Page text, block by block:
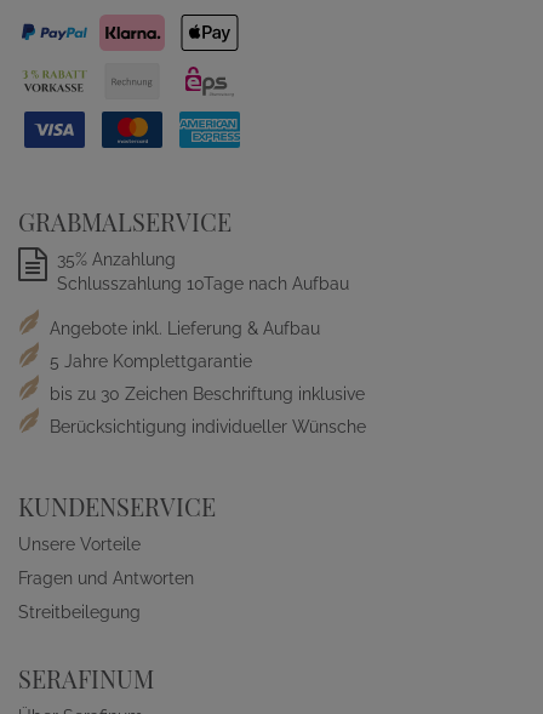
GRABMALSERVICE
35% Anzahlung
Schlusszahlung 10Tage nach Aufbau
Angebote inkl. Lieferung & Aufbau
5 Jahre Komplettgarantie
bis zu 30 Zeichen Beschriftung inklusive
Berücksichtigung individueller Wünsche
KUNDENSERVICE
Unsere Vorteile
Fragen und Antworten
Streitbeilegung
SERAFINUM